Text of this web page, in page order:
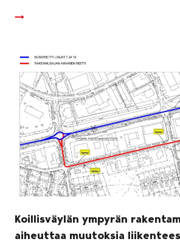
Koillisväylän ympyrän
aiheuttaa muutoksia